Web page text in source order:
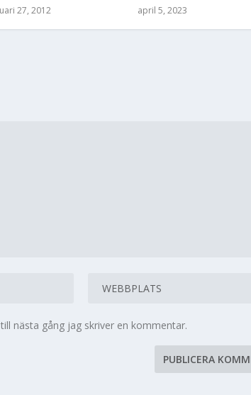
27, 2012 april 5, 2023
nästa gång jag skriver en kommentar.